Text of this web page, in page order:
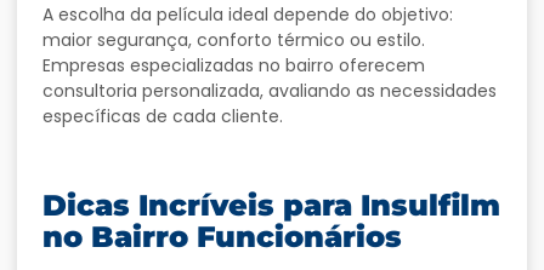
A escolha da película ideal depende do objetivo:
maior segurança, conforto térmico ou estilo.
Empresas especializadas no bairro oferecem
consultoria personalizada, avaliando as necessidades
específicas de cada cliente.
Dicas Incríveis para Insulfilm
no Bairro Funcionários